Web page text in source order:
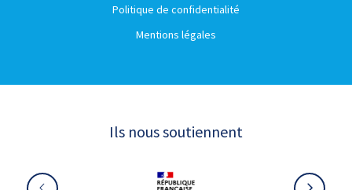
Politique de confidentialité
Mentions légales
Ils nous soutiennent